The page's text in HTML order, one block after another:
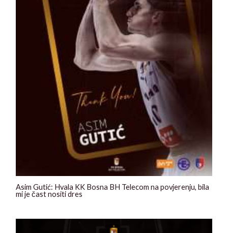
Asim Gutić: Hvala KK Bosna BH Telecom na povjerenju, bila
mi je čast nositi dres